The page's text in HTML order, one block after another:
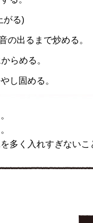
がる)
の出るまで炒める。
らめる。
し固める。
多く入れすぎないこ